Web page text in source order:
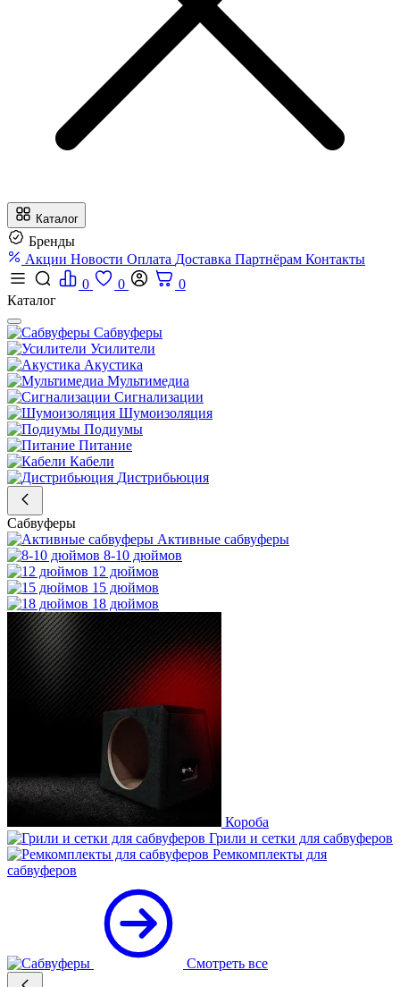
Каталог
Бренды
Акции Новости Оплата Доставка Партнёрам Контакты
0
0
0
Каталог
Сабвуферы
Усилители
Акустика
Мультимедиа
Сигнализации
Шумоизоляция
Подиумы
Питание
Кабели
Дистрибьюция
Сабвуферы
Активные сабвуферы
8-10 дюймов
12 дюймов
15 дюймов
18 дюймов
Короба
Грили и сетки для сабвуферов
Ремкомплекты для
сабвуферов
Смотреть все